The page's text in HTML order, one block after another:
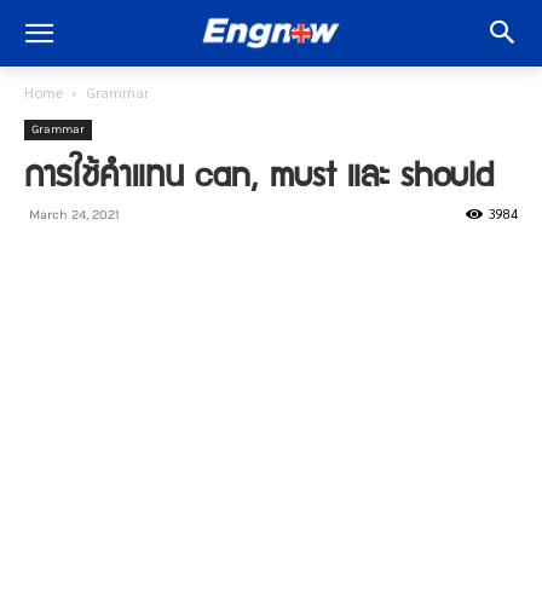
Home Grammar
Grammar
การใช้คำแทน can, must และ should
March 24, 2021 3984